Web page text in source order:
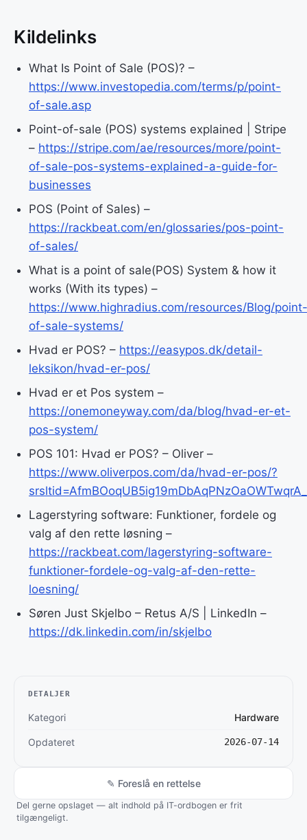
Kildelinks
What Is Point of Sale (POS)? –
https://www.investopedia.com/terms/p/point-
of-sale.asp
Point-of-sale (POS) systems explained | Stripe
– https://stripe.com/ae/resources/more/point-
of-sale-pos-systems-explained-a-guide-for-
businesses
POS (Point of Sales) –
https://rackbeat.com/en/glossaries/pos-point-
of-sales/
What is a point of sale(POS) System & how it
works (With its types) –
https://www.highradius.com/resources/Blog/point-
of-sale-systems/
Hvad er POS? – https://easypos.dk/detail-
leksikon/hvad-er-pos/
Hvad er et Pos system –
https://onemoneyway.com/da/blog/hvad-er-et-
pos-system/
POS 101: Hvad er POS? – Oliver –
https://www.oliverpos.com/da/hvad-er-pos/?
Lagerstyring software: Funktioner, fordele og
valg af den rette løsning –
https://rackbeat.com/lagerstyring-software-
funktioner-fordele-og-valg-af-den-rette-
loesning/
Søren Just Skjelbo – Retus A/S | LinkedIn –
https://dk.linkedin.com/in/skjelbo
DETALJER
Kategori Hardware
Opdateret 2026-07-14
✎ Foreslå en rettelse
Del gerne opslaget — alt indhold på IT-ordbogen er frit
tilgængeligt.